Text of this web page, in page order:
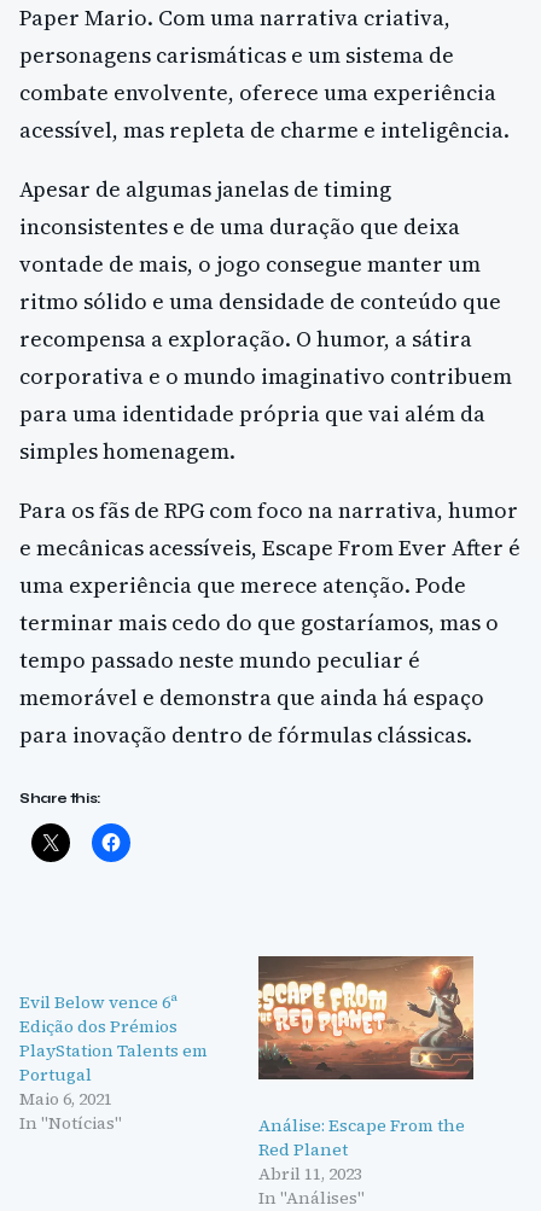
Paper Mario. Com uma narrativa criativa,
personagens carismáticas e um sistema de
combate envolvente, oferece uma experiência
acessível, mas repleta de charme e inteligência.
Apesar de algumas janelas de timing
inconsistentes e de uma duração que deixa
vontade de mais, o jogo consegue manter um
ritmo sólido e uma densidade de conteúdo que
recompensa a exploração. O humor, a sátira
corporativa e o mundo imaginativo contribuem
para uma identidade própria que vai além da
simples homenagem.
Para os fãs de RPG com foco na narrativa, humor
e mecânicas acessíveis, Escape From Ever After é
uma experiência que merece atenção. Pode
terminar mais cedo do que gostaríamos, mas o
tempo passado neste mundo peculiar é
memorável e demonstra que ainda há espaço
para inovação dentro de fórmulas clássicas.
Share this:
Evil Below vence 6ª
Edição dos Prémios
PlayStation Talents em
Portugal
Maio 6, 2021
In "Notícias"
Análise: Escape From the
Red Planet
Abril 11, 2023
In "Análises"